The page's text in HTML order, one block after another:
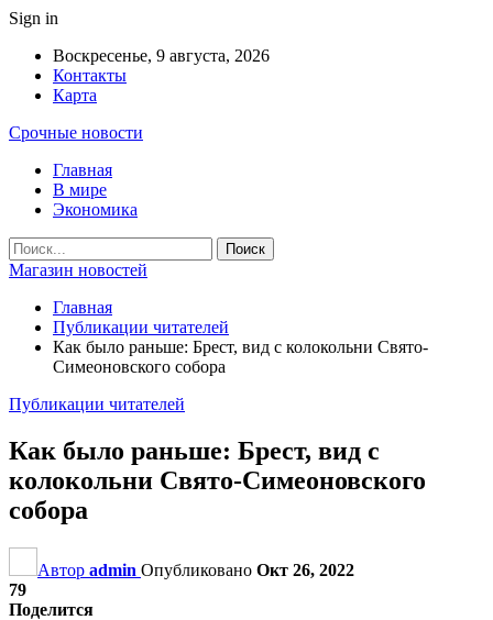
Sign in
Воскресенье, 9 августа, 2026
Контакты
Карта
Срочные новости
Главная
В мире
Экономика
Магазин новостей
Главная
Публикации читателей
Как было раньше: Брест, вид с колокольни Cвято-
Симеоновского собора
Публикации читателей
Как было раньше: Брест, вид с
колокольни Cвято-Симеоновского
собора
Автор admin Опубликовано Окт 26, 2022
79
Поделится